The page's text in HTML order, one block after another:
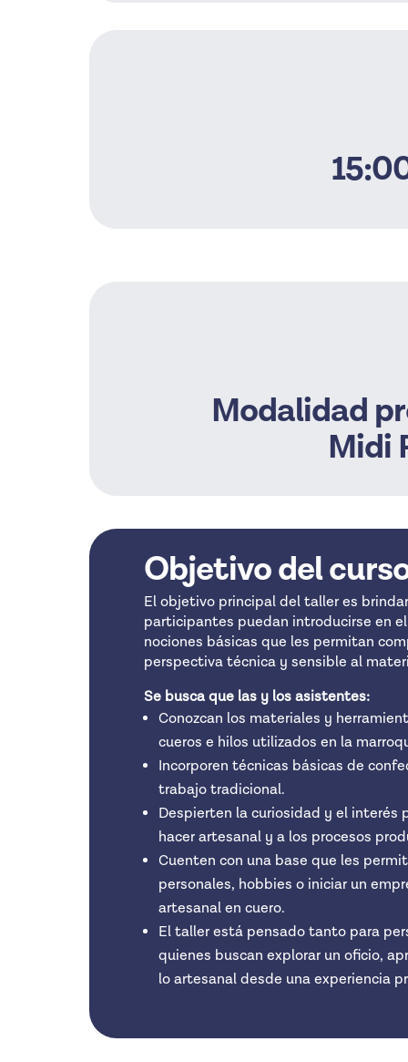
Modalidad
Midi
Objetivo del
El objetivo principal del taller es
participantes puedan introducirse en
nociones básicas que les permitan
perspectiva técnica y sensible al
Se busca que las y los asistentes:
Conozcan los materiales y
cueros e hilos utilizados en la
Incorporen técnicas básicas de
trabajo tradicional.
Despierten la curiosidad y el interés
hacer artesanal y a los procesos
Cuenten con una base que les
personales, hobbies o iniciar un
artesanal en cuero.
El taller está pensado tanto para
quienes buscan explorar un oficio,
lo artesanal desde una experiencia